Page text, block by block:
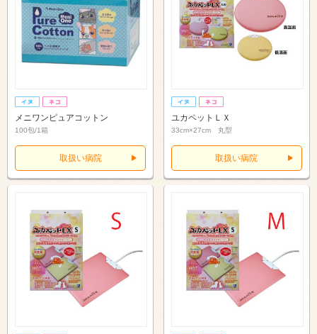
メニワンピュアコットン
100包/1箱
取扱い病院
ユカペットＬＸ
33cm×27cm 丸型
取扱い病院